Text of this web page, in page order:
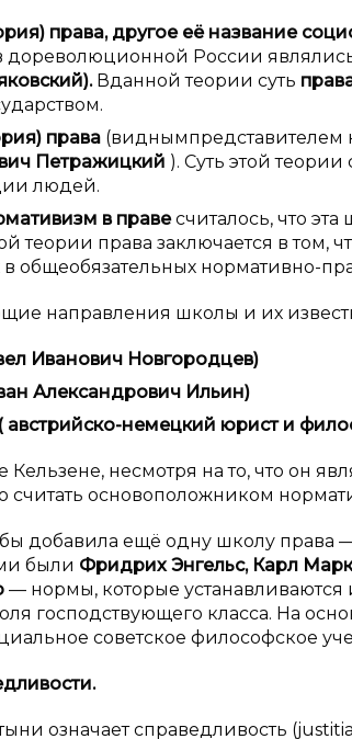
права, другое её название
России
Вданной теории суть
права (виднымпредставителем
Петражицкий ). Суть этой теории
людей.
в правесчиталось, что
теории права заключается в том,
общеобязательных нормативно-
направления школы и их
Иванович Новгородцев)
Александрович Ильин)
австрийско-немецкий юрист и
Кельзене, несмотря на то, что он
считать основоположником
добавила ещё одну школу права —
были Фридрих Энгельс, Карл
— нормы, которые устанавливаются
господствующего класса. На
советское философское
означает справедливость